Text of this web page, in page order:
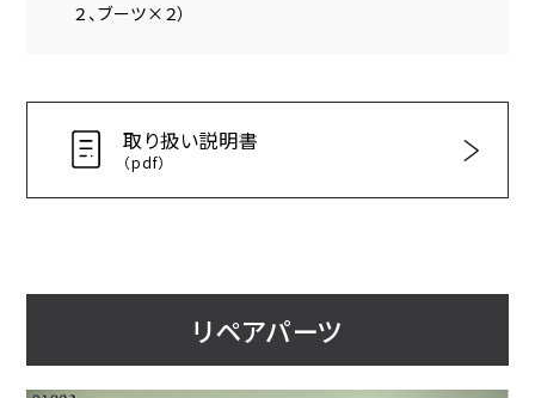
２、ブーツ×２）
取り扱い説明書
（pdf）
リペアパーツ